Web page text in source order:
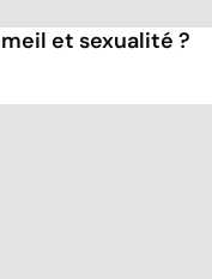
et sexualité ?